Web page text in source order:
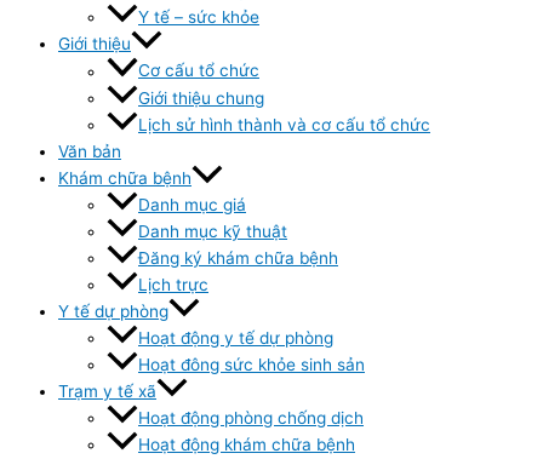
Y tế – sức khỏe
Giới thiệu
Cơ cấu tổ chức
Giới thiệu chung
Lịch sử hình thành và cơ cấu tổ chức
Văn bản
Khám chữa bệnh
Danh mục giá
Danh mục kỹ thuật
Đăng ký khám chữa bệnh
Lịch trực
Y tế dự phòng
Hoạt động y tế dự phòng
Hoạt đông sức khỏe sinh sản
Trạm y tế xã
Hoạt động phòng chống dịch
Hoạt động khám chữa bệnh